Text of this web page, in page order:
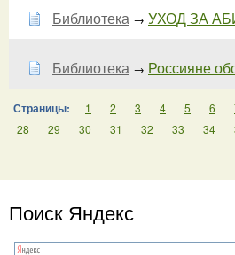
Библиотека → УХОД ЗА
Библиотека → Россияне
Страницы: 1 2 3 4 5 6
28
29 30 31 32 33 34
Поиск Яндекс